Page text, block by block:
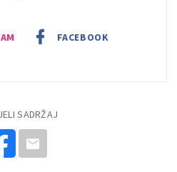
FACEBOOK
SADRŽAJ